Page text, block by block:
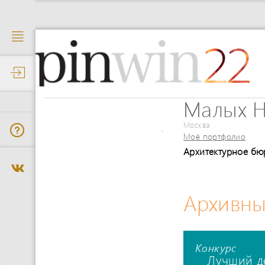
22
Малых
Москва
Моё портфолио
Архитектурное
Конкурс
Лучший